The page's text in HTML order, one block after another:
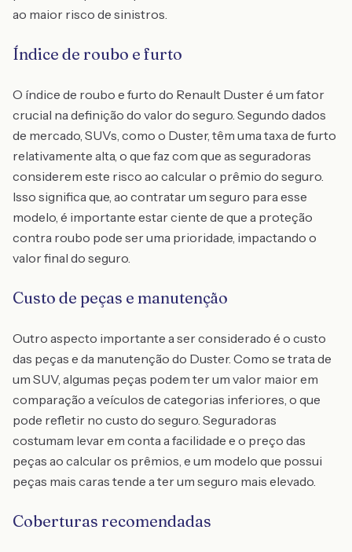
ao maior risco de sinistros.
Índice de roubo e furto
O índice de roubo e furto do Renault Duster é um fator
crucial na definição do valor do seguro. Segundo dados
de mercado, SUVs, como o Duster, têm uma taxa de furto
relativamente alta, o que faz com que as seguradoras
considerem este risco ao calcular o prêmio do seguro.
Isso significa que, ao contratar um seguro para esse
modelo, é importante estar ciente de que a proteção
contra roubo pode ser uma prioridade, impactando o
valor final do seguro.
Custo de peças e manutenção
Outro aspecto importante a ser considerado é o custo
das peças e da manutenção do Duster. Como se trata de
um SUV, algumas peças podem ter um valor maior em
comparação a veículos de categorias inferiores, o que
pode refletir no custo do seguro. Seguradoras
costumam levar em conta a facilidade e o preço das
peças ao calcular os prêmios, e um modelo que possui
peças mais caras tende a ter um seguro mais elevado.
Coberturas recomendadas